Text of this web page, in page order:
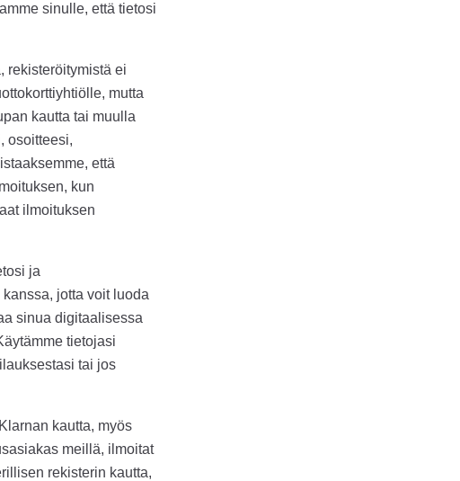
sinulle, että tietosi
rekisteröitymistä ei
mutta
kautta tai muulla
osoitteesi,
että
kun
ilmoituksen
ja
jotta voit luoda
sinua digitaalisessa
tietojasi
tai jos
kautta, myös
meillä, ilmoitat
rekisterin kautta,